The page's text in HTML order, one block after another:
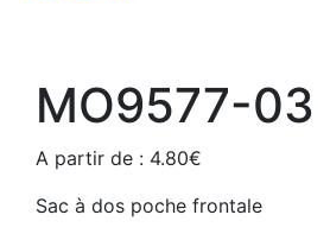
MO9577-03
A partir de : 4.80€
Sac à dos poche frontale